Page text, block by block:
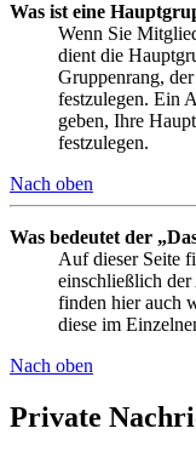
Was ist eine
Wenn Sie
dient die
Gruppenrang,
festzulegen. Ein
geben, Ihre
festzulegen.
Nach oben
Was bedeutet der
Auf dieser Seite
einschließlich
finden hier auch
diese im
Nach oben
Private